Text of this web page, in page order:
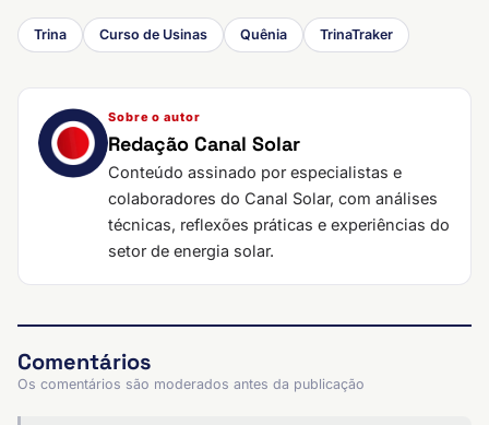
Trina Curso de Usinas Quênia TrinaTraker
Sobre o autor
Redação Canal Solar
Conteúdo assinado por especialistas e
colaboradores do Canal Solar, com análises
técnicas, reflexões práticas e experiências do
setor de energia solar.
Comentários
Os comentários são moderados antes da publicação